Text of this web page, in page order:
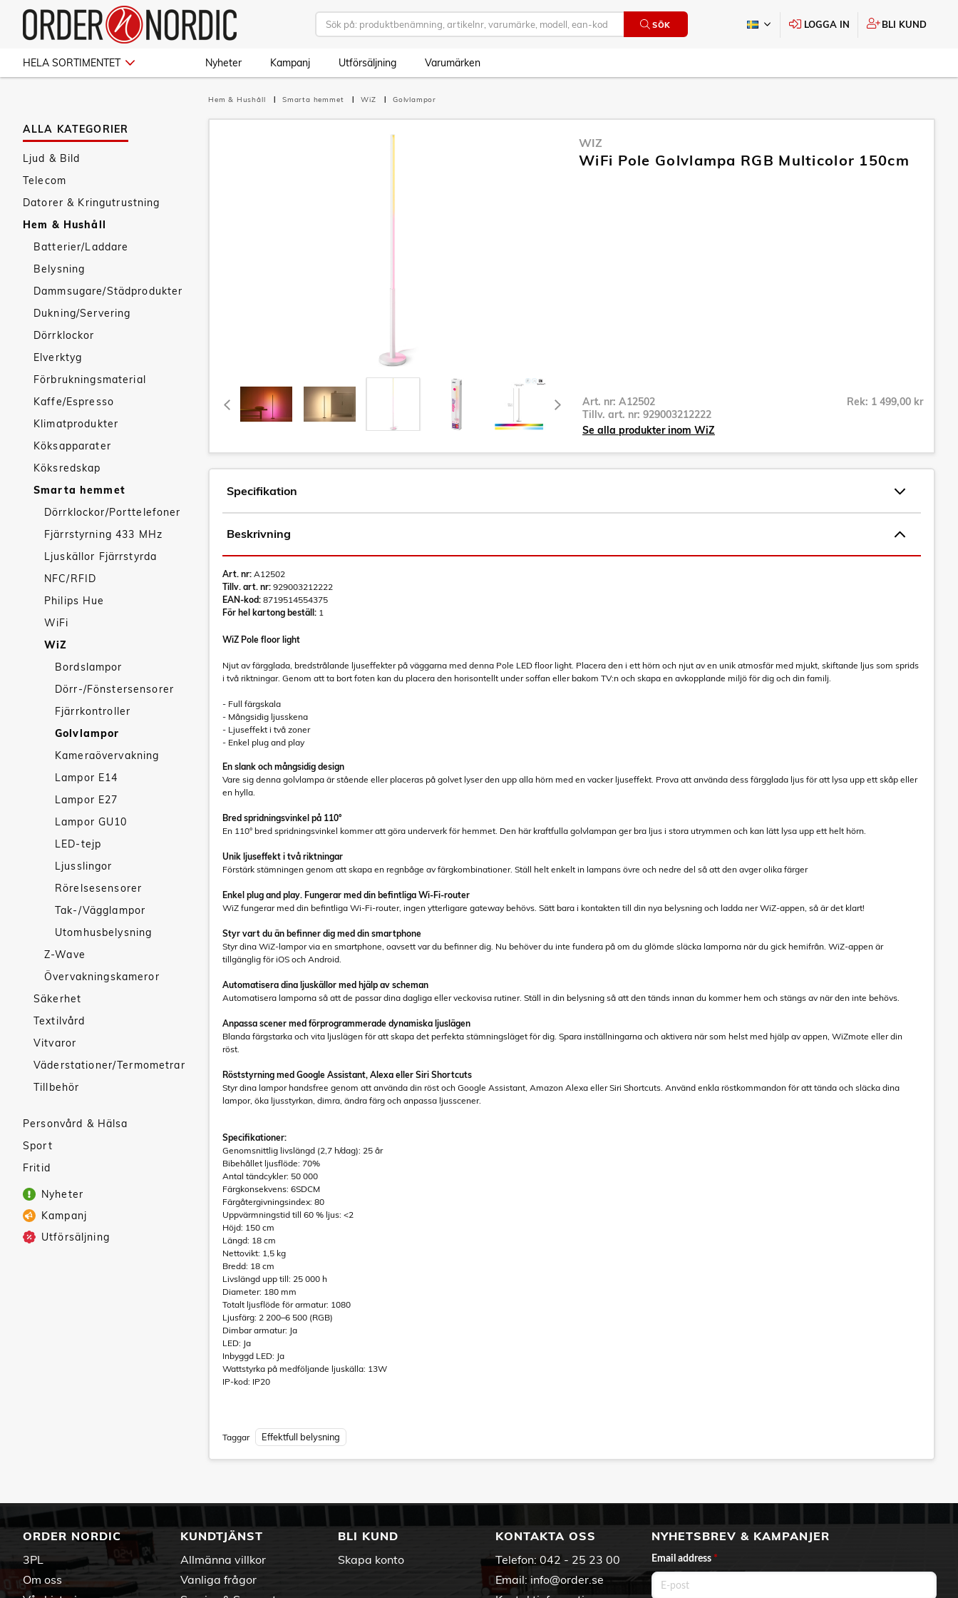
SÖK LOGGA IN BLI KUND
HELA SORTIMENTET Nyheter Kampanj Utförsäljning Varumärken
ALLA KATEGORIER
Ljud & Bild
Telecom
Datorer & Kringutrustning
Hem & Hushåll
Batterier/Laddare
Belysning
Dammsugare/Städprodukter
Dukning/Servering
Dörrklockor
Elverktyg
Förbrukningsmaterial
Kaffe/Espresso
Klimatprodukter
Köksapparater
Köksredskap
Smarta hemmet
Dörrklockor/Porttelefoner
Fjärrstyrning 433 MHz
Ljuskällor Fjärrstyrda
NFC/RFID
Philips Hue
WiFi
WiZ
Bordslampor
Dörr-/Fönstersensorer
Fjärrkontroller
Golvlampor
Kameraövervakning
Lampor E14
Lampor E27
Lampor GU10
LED-tejp
Ljusslingor
Rörelsesensorer
Tak-/Vägglampor
Utomhusbelysning
Z-Wave
Övervakningskameror
Säkerhet
Textilvård
Vitvaror
Väderstationer/Termometrar
Tillbehör
Personvård & Hälsa
Sport
Fritid
Nyheter
Kampanj
Utförsäljning
Hem & Hushåll Smarta hemmet WiZ Golvlampor
WIZ
WiFi Pole Golvlampa RGB Multicolor 150cm
Art. nr: A12502
Tillv. art. nr: 929003212222
Rek: 1 499,00 kr
Se alla produkter inom WiZ
Specifikation
Beskrivning
Art. nr: A12502
Tillv. art. nr: 929003212222
EAN-kod: 8719514554375
För hel kartong beställ: 1
WiZ Pole floor light
Njut av färgglada, bredstrålande ljuseffekter på väggarna med denna Pole LED floor light. Placera den i ett hörn och njut av en unik atmosfär med mjukt, skiftande ljus som sprids
i två riktningar. Genom att ta bort foten kan du placera den horisontellt under soffan eller bakom TV:n och skapa en avkopplande miljö för dig och din familj.
- Full färgskala
- Mångsidig ljusskena
- Ljuseffekt i två zoner
- Enkel plug and play
En slank och mångsidig design
Vare sig denna golvlampa är stående eller placeras på golvet lyser den upp alla hörn med en vacker ljuseffekt. Prova att använda dess färgglada ljus för att lysa upp ett skåp eller
en hylla.
Bred spridningsvinkel på 110°
En 110° bred spridningsvinkel kommer att göra underverk för hemmet. Den här kraftfulla golvlampan ger bra ljus i stora utrymmen och kan lätt lysa upp ett helt hörn.
Unik ljuseffekt i två riktningar
Förstärk stämningen genom att skapa en regnbåge av färgkombinationer. Ställ helt enkelt in lampans övre och nedre del så att den avger olika färger
Enkel plug and play. Fungerar med din befintliga Wi-Fi-router
WiZ fungerar med din befintliga Wi-Fi-router, ingen ytterligare gateway behövs. Sätt bara i kontakten till din nya belysning och ladda ner WiZ-appen, så är det klart!
Styr vart du än befinner dig med din smartphone
Styr dina WiZ-lampor via en smartphone, oavsett var du befinner dig. Nu behöver du inte fundera på om du glömde släcka lamporna när du gick hemifrån. WiZ-appen är
tillgänglig för iOS och Android.
Automatisera dina ljuskällor med hjälp av scheman
Automatisera lamporna så att de passar dina dagliga eller veckovisa rutiner. Ställ in din belysning så att den tänds innan du kommer hem och stängs av när den inte behövs.
Anpassa scener med förprogrammerade dynamiska ljuslägen
Blanda färgstarka och vita ljuslägen för att skapa det perfekta stämningsläget för dig. Spara inställningarna och aktivera när som helst med hjälp av appen, WiZmote eller din
röst.
Röststyrning med Google Assistant, Alexa eller Siri Shortcuts
Styr dina lampor handsfree genom att använda din röst och Google Assistant, Amazon Alexa eller Siri Shortcuts. Använd enkla röstkommandon för att tända och släcka dina
lampor, öka ljusstyrkan, dimra, ändra färg och anpassa ljusscener.
Specifikationer:
Genomsnittlig livslängd (2,7 h/dag): 25 år
Bibehållet ljusflöde: 70%
Antal tändcykler: 50 000
Färgkonsekvens: 6SDCM
Färgåtergivningsindex: 80
Uppvärmningstid till 60 % ljus: <2
Höjd: 150 cm
Längd: 18 cm
Nettovikt: 1,5 kg
Bredd: 18 cm
Livslängd upp till: 25 000 h
Diameter: 180 mm
Totalt ljusflöde för armatur: 1080
Ljusfärg: 2 200–6 500 (RGB)
Dimbar armatur: Ja
LED: Ja
Inbyggd LED: Ja
Wattstyrka på medföljande ljuskälla: 13W
IP-kod: IP20
Taggar Effektfull belysning
ORDER NORDIC
3PL
Om oss
KUNDTJÄNST
Allmänna villkor
Vanliga frågor
BLI KUND
Skapa konto
KONTAKTA OSS
Telefon: 042 - 25 23 00
Email: info@order.se
NYHETSBREV & KAMPANJER
Email address *